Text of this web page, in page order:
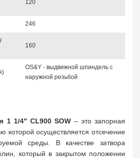
120
246
160
OS&Y - выдвижной шпиндель с
наружной резьбой
1 1/4" CL900 SOW – это запорная
которой осуществляется отсечение
среды. В качестве затвора
который в закрытом положении